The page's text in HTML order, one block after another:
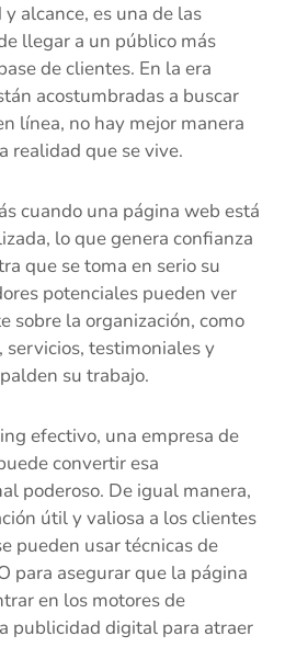
alcance, es una de las
llegar a un público más
de clientes. En la era
acostumbradas a buscar
línea, no hay mejor manera
realidad que se vive.
cuando una página web está
lo que genera confianza
que se toma en serio su
potenciales pueden ver
sobre la organización, como
testimoniales y
su trabajo.
efectivo, una empresa de
convertir esa
poderoso. De igual manera,
útil y valiosa a los clientes
pueden usar técnicas de
para asegurar que la página
en los motores de
publicidad digital para atraer